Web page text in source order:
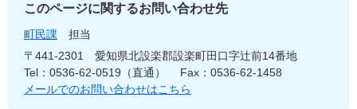
このページに関するお問い合わせ先
町民課
担当
〒441-2301
愛知県北設楽郡設楽町田口字辻前14番地
Tel：0536-62-0519（直通）
Fax：0536-62-1458
メールでのお問い合わせはこちら